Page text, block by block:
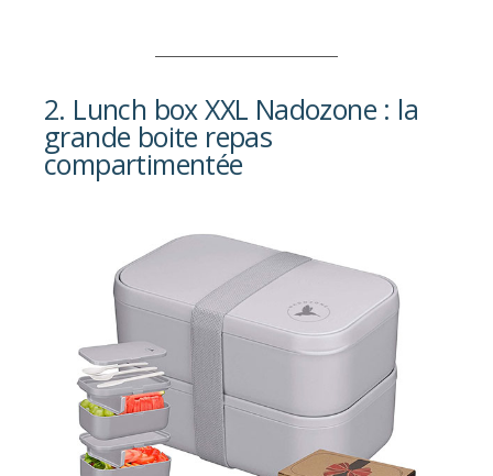
2. Lunch box XXL Nadozone : la
grande boite repas
compartimentée